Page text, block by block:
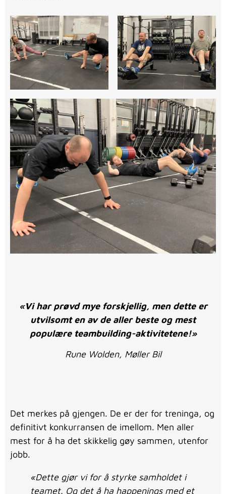
«Vi har prøvd mye forskjellig, men dette er
utvilsomt en av de aller beste og mest
populære teambuilding-aktivitetene!»
Rune Wolden, Møller Bil
Det merkes på gjengen. De er der for treninga, og
definitivt konkurransen de imellom. Men aller
mest for å ha det skikkelig gøy sammen, utenfor
jobb.
«Dette gjør vi for å styrke samholdet i
teamet. Og det å ha happenings med et